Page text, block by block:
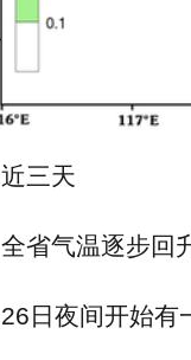
近三天
全省气温逐步回
26日夜间开始有